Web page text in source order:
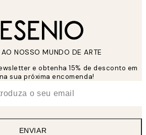
NOSSO MUNDO DE ARTE
e obtenha 15% de desconto em
sua próxima encomenda!
ENVIAR